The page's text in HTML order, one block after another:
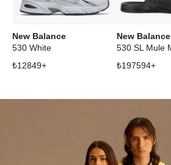
New Balance
530 White
₺12849+
New Balance
₺197594+